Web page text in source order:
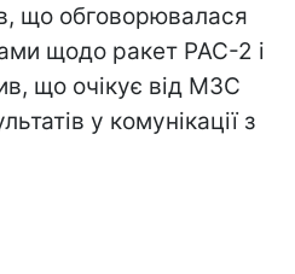
що обговорювалася
щодо ракет PAC-2 і
що очікує від МЗС
у комунікації з